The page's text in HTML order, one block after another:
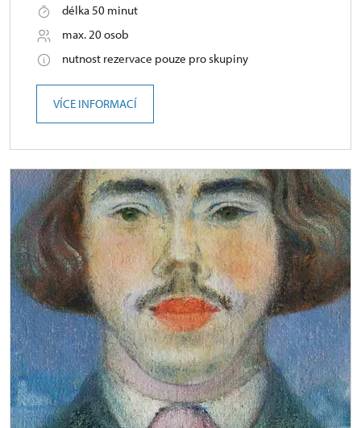
délka 50 minut
max. 20 osob
nutnost rezervace pouze pro skupiny
VÍCE INFORMACÍ